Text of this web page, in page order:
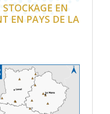
EN
EN PAYS DE LA